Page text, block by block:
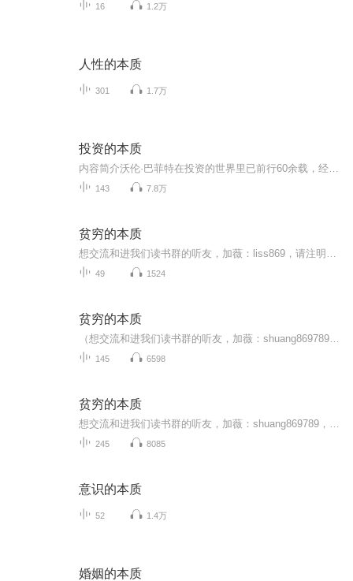
16 1.2万
人性的本质
301 1.7万
投资的本质
143 7.8万
贫穷的本质
49 1524
贫穷的本质
145 6598
贫穷的本质
245 8085
意识的本质
52 1.4万
婚姻的本质